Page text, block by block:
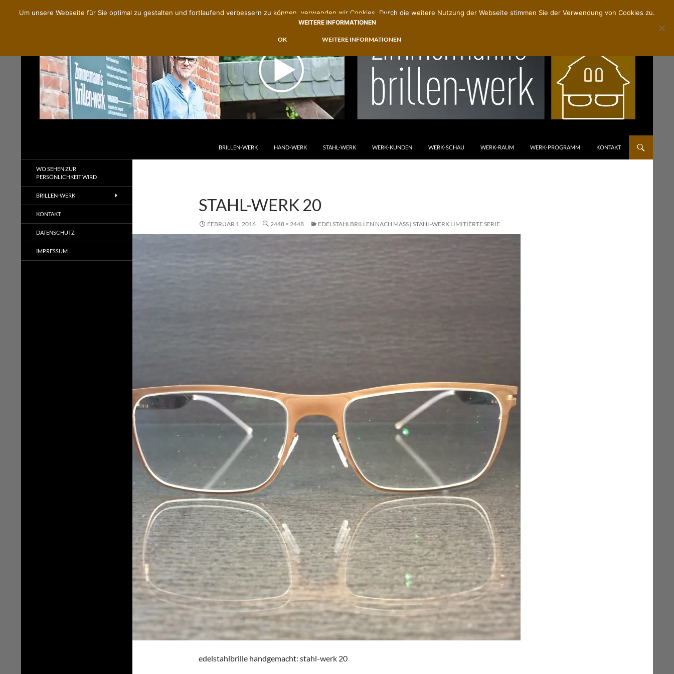
BRILLEN-WERK
HAND-WERK STAHL-WERK WERK-KUNDEN WERK-SCHAU WERK-RAUM WERK-PROGRAMM KONTAKT
STAHL-WERK 20
FEBRUAR 1, 2016 2448 × 2448 EDELSTAHLBRILLEN NACH MASS | STAHL-WERK LIMITIERTE SERIE
edelstahlbrille handgemacht: stahl-werk 20
WO SEHEN ZUR
PERSÖNLICHKEIT WIRD
BRILLEN-WERK
KONTAKT
DATENSCHUTZ
IMPRESSUM
Um unsere Webseite für Sie optimal zu gestalten und fortlaufend verbessern zu können, verwenden wir Cookies. Durch die weitere Nutzung der Webseite stimmen Sie der Verwendung von Cookies zu.
WEITERE INFORMATIONEN
OK WEITERE INFORMATIONEN